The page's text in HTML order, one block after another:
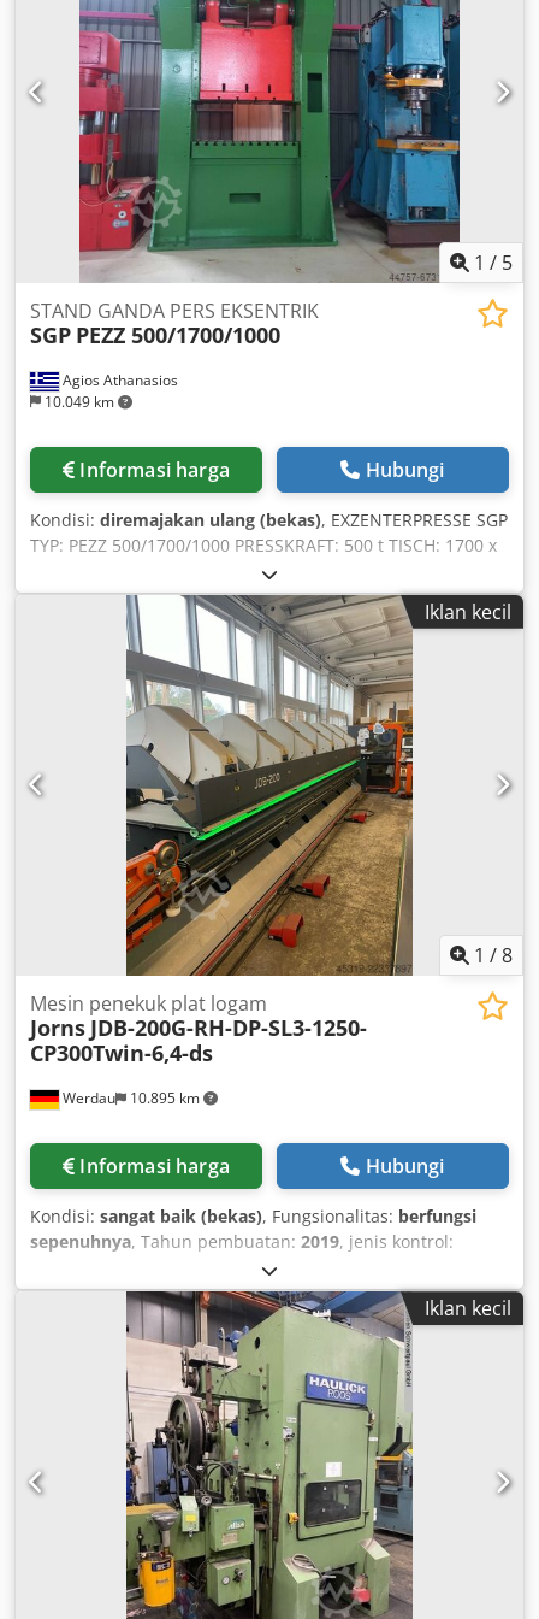
N/mm²: 2,00 mm Tiang penyangga + lengan penjepit: 5
buah Cjdpfezkav Rjx Ah Dsrf Termasuk alat pemotong
elektrik. Mesin ini jarang digunakan dan dalam kondisi
baik.
1 / 5
Agios Athanasios
10.049 km
STAND GANDA PERS EKSENTRIK
SGP PEZZ 500/1700/1000
Informasi harga Hubungi
Kondisi: diremajakan ulang (bekas), EXZENTERPRESSE SGP
TYP: PEZZ 500/1700/1000 PRESSKRAFT: 500 t TISCH: 1700 x
1000 mm HUBLÄNGE: 20–153 mm STÖSSEL OBEN-TISCH:
800 mm STÖSSEL UNTEN-TISCH: 700 mm GEWICHT: 40 t
HERGESTELLT IN ÖSTERREICH Credpfxshqqnzs Ah DofIklan kecil
1 /8
Werdau 10.895 km
Mesin penekuk plat logam
Jorns JDB-200G-RH-DP-SL3-1250-
CP300Twin-6,4-ds
Informasi harga Hubungi
Kondisi: sangat baik (bekas), Fungsionalitas: berfungsi
sepenuhnya, Tahun pembuatan: 2019, jenis kontrol:
, tingkat otomatisasi:
Dijual mesin pembengkokan ganda JORNS JDB-200G yang
sangat modern dengan berbagai peralatan tambahan.
Mesin ini dirancang untuk produksi profil tepi yang
kompleks secara ekonomis dan memungkinkan
pembengkokan otomatis komponen lembaran logam tanpa
perlu membalik benda kerja secara manual. Hal ini
mengurangi waktu persiapan dan secara signifikan
meningkatkan produktivitas. Credjzl Anljpfx Ah Def
Kombinasi dari kontrol CP300Twin yang kuat, Pemosisian
Dinamis (DP), penggerak DSP servo-hidraulik, sistem
hidrolik RH, penahan belakang otomatis, dan pemotong
longitudinal SL3 terintegrasi menjadikan unit ini solusi
ideal untuk aplikasi yang menuntut dalam pemrosesan
Iklan kecil